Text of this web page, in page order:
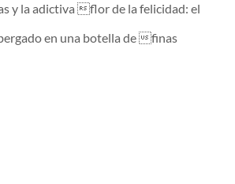
y la adictiva flor de la felicidad: el
en una botella de finas